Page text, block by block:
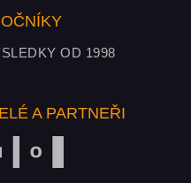
OD 1998
A PARTNEŘI